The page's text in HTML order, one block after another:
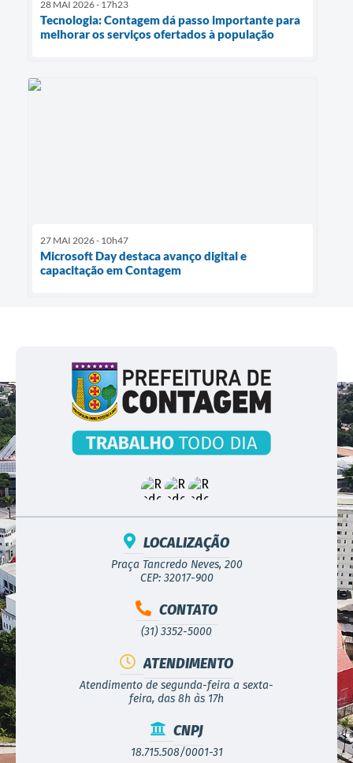
28 MAI 2026 - 17h23
Tecnologia: Contagem dá passo importante para
melhorar os serviços ofertados à população
27 MAI 2026 - 10h47
Microsoft Day destaca avanço digital e
capacitação em Contagem
LOCALIZAÇÃO
Praça Tancredo Neves, 200
CEP: 32017-900
CONTATO
(31) 3352-5000
ATENDIMENTO
Atendimento de segunda-feira a sexta-
feira, das 8h às 17h
CNPJ
18.715.508/0001-31